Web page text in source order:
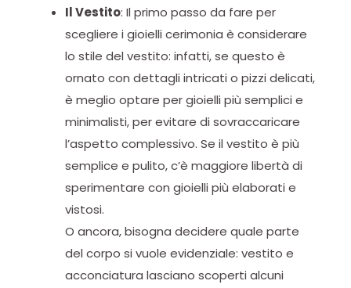
Il Vestito: Il primo passo da fare per
scegliere i gioielli cerimonia è considerare
lo stile del vestito: infatti, se questo è
ornato con dettagli intricati o pizzi delicati,
è meglio optare per gioielli più semplici e
minimalisti, per evitare di sovraccaricare
l’aspetto complessivo. Se il vestito è più
semplice e pulito, c’è maggiore libertà di
sperimentare con gioielli più elaborati e
vistosi.
O ancora, bisogna decidere quale parte
del corpo si vuole evidenziale: vestito e
acconciatura lasciano scoperti alcuni